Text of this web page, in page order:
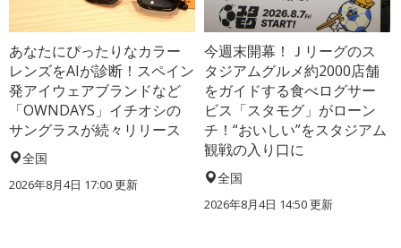
あなたにぴったりなカラー
レンズをAIが診断！スペイン
発アイウェアブランドなど
「OWNDAYS」イチオシの
サングラスが続々リリース
全国
2026年8月4日 17:00更新
今週末開幕！Ｊリーグのス
タジアムグルメ約2000店舗
をガイドする食べログサー
ビス「スタモグ」がローン
チ！“おいしい”をスタジアム
観戦の入り口に
全国
2026年8月4日 14:50更新